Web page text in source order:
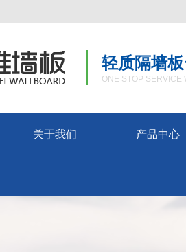
轻质隔墙
ONE STOP SERVICE
关于我们 产品中心